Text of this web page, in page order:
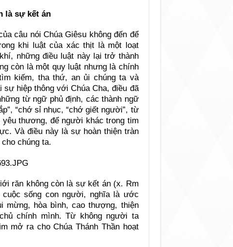
là sự kết án
câu nói Chúa Giêsu không đến để
khi luật của xác thịt là một loạt
những điều luật này lại trở thành
còn là một quy luật nhưng là chính
kiếm, tha thứ, an ủi chúng ta và
hiệp thông với Chúa Cha, điều đã
từ ngữ phủ định, các thành ngữ
“chớ sỉ nhục, “chớ giết người”, từ
yêu thương, để người khác trong tim
Và điều này là sự hoàn thiện tràn
chúng ta.
răn không còn là sự kết án (x. Rm
sống con người, nghĩa là ước
mừng, hòa bình, cao thượng, thiện
chính mình. Từ không người ta
mở ra cho Chúa Thánh Thần hoạt